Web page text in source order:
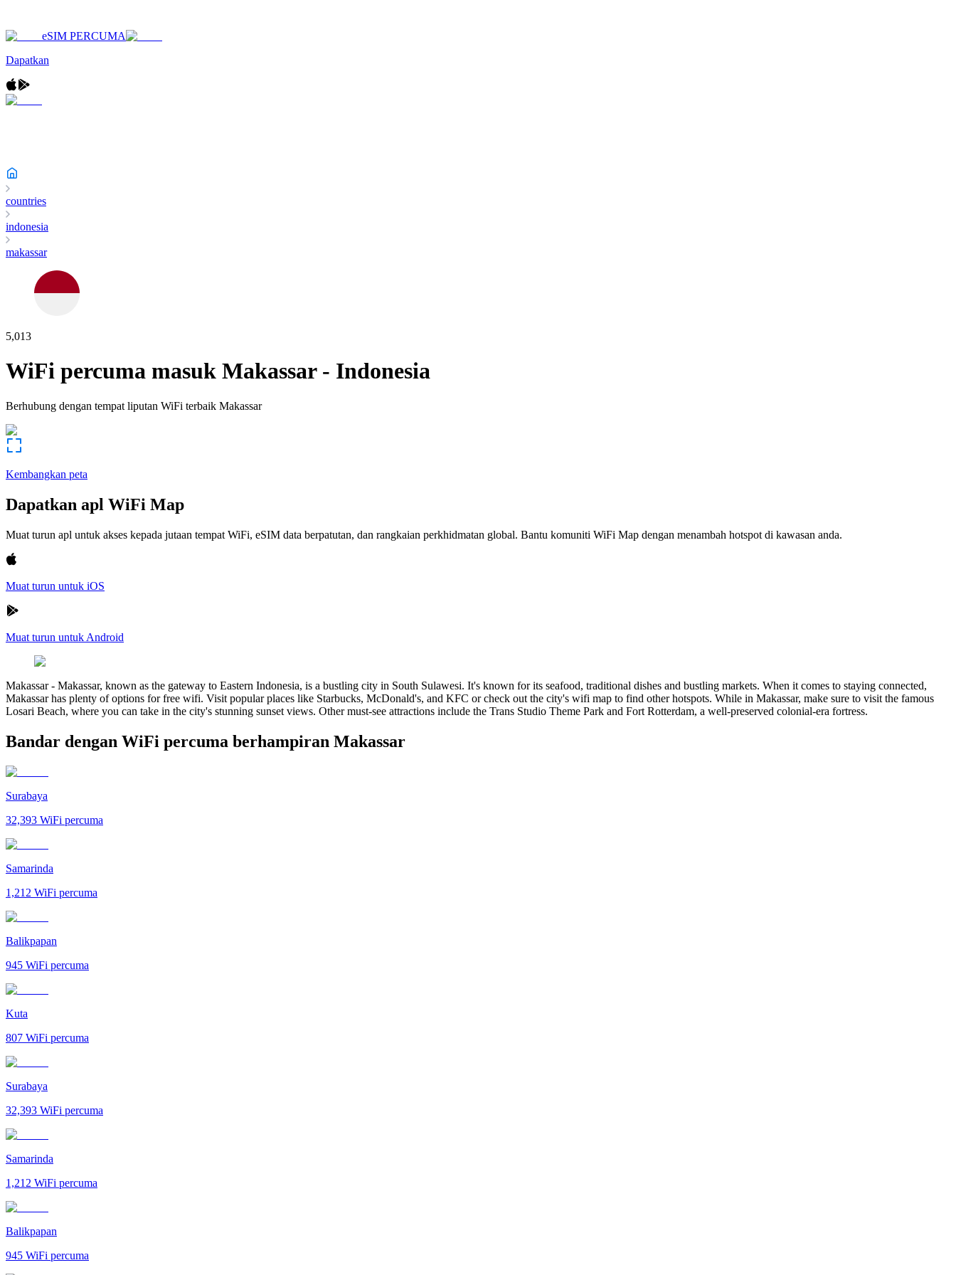
eSIM PERCUMA
Dapatkan
countries
indonesia
makassar
5,013
WiFi percuma masuk Makassar- Indonesia
Berhubung dengan tempat liputan WiFi terbaik Makassar
Kembangkan peta
Dapatkan apl WiFi Map
Muat turun apl untuk akses kepada jutaan tempat WiFi, eSIM data berpatutan, dan rangkaian perkhidmatan global. Bantu komuniti WiFi Map dengan menambah hotspot di kawasan anda.
Muat turun untuk iOS
Muat turun untuk Android
Makassar- Makassar, known as the gateway to Eastern Indonesia, is a bustling city in South Sulawesi. It's known for its seafood, traditional dishes and bustling markets. When it comes to staying connected,
Makassar has plenty of options for free wifi. Visit popular places like Starbucks, McDonald's, and KFC or check out the city's wifi map to find other hotspots. While in Makassar, make sure to visit the famous
Losari Beach, where you can take in the city's stunning sunset views. Other must-see attractions include the Trans Studio Theme Park and Fort Rotterdam, a well-preserved colonial-era fortress.
Bandar dengan WiFi percuma berhampiran Makassar
Surabaya
32,393 WiFi percuma
Samarinda
1,212 WiFi percuma
Balikpapan
945 WiFi percuma
Kuta
807 WiFi percuma
Surabaya
32,393 WiFi percuma
Samarinda
1,212 WiFi percuma
Balikpapan
945 WiFi percuma